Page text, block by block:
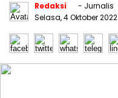
Redaksi
- Jurnalis
Selasa, 4 Oktober 2022